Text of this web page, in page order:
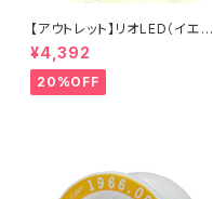
【アウトレット】リオLED（イエロ
ー）
¥4,392
20%OFF